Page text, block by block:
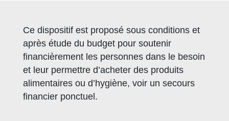
Ce dispositif est proposé sous conditions et
après étude du budget pour soutenir
financièrement les personnes dans le besoin
et leur permettre d’acheter des produits
alimentaires ou d’hygiène, voir un secours
financier ponctuel.